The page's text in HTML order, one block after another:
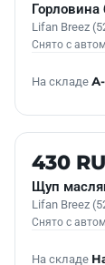
Lifan Breez
Снято с
На складе
Б/У В
430
Щуп
Lifan Breez
Снято с
На складе